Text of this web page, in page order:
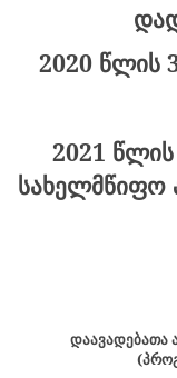
2020 წლის
2021
სახელმწიფო
დაავადებათა